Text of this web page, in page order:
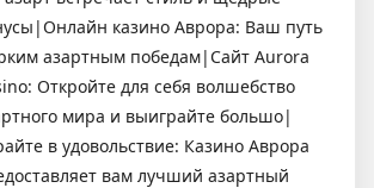
казино Аврора: Ваш путь
азартным победам|Сайт Aurora
Откройте для себя волшебство
мира и выиграйте большо|
в удовольствие: Казино Аврора
вам лучший азартный